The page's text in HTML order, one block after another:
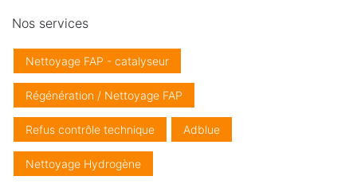
Nos services
Nettoyage FAP - catalyseur
Régénération / Nettoyage FAP
Refus contrôle technique Adblue
Nettoyage Hydrogène